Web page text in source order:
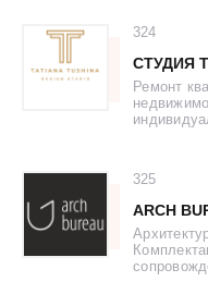
324
СТУДИЯ
Ремонт
325
ARCH